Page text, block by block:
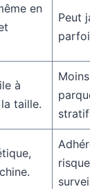
en
Peut
à
taille.